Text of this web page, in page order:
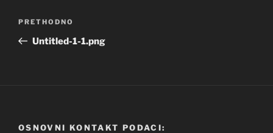
Navigacija
Prethodna
objava
PRETHODNO
Untitled-1-1.png
OSNOVNI KONTAKT PODACI: